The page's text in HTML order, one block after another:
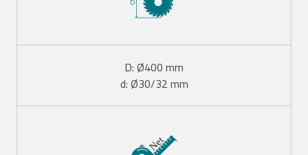
D: Ø400 mm
d: Ø30/32 mm